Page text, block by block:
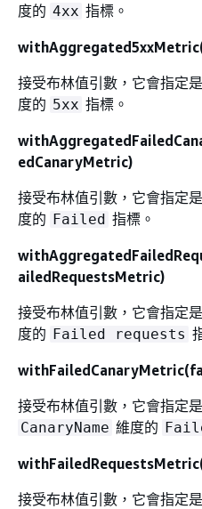
度的 4xx 指標。
接受布林值引數，它會指定
度的 5xx 指標。
edCanaryMetric)
接受布林值引數，它會指定
度的 Failed 指標。
ailedRequestsMetric)
接受布林值引數，它會指定
度的 Failed requests
接受布林值引數，它會指定
CanaryName 維度的
接受布林值引數，它會指定